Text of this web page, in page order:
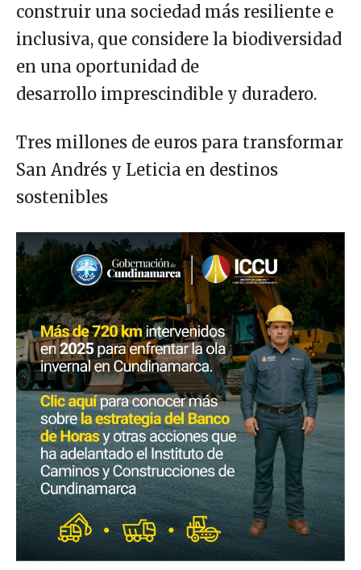
construir una sociedad más resiliente e
inclusiva, que considere la biodiversidad
en una oportunidad de
desarrollo imprescindible y duradero.
Tres millones de euros para transformar
San Andrés y Leticia en destinos
sostenibles